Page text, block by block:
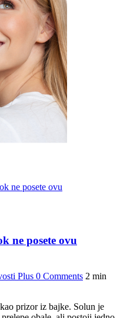
ne posete ovu
Plus 0 Comments 2 min
prizor iz bajke. Solun je